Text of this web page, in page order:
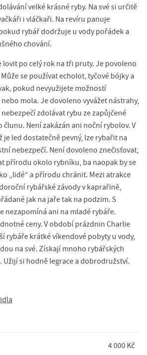
velké krásné ryby. Na své si určitě
i vláčkaři. Na revíru panuje
rybář dodržuje u vody pořádek a
chování.
lovit po celý rok na tři pruty. Je povoleno
se používat echolot, tyčové bójky a
pokud nevyužijete možností
mola. Je dovoleno vyvážet nástrahy,
zdolávat rybu ze zapůjčené
Není zakázán ani noční rybolov. V
led dostatečně pevný, lze rybařit na
nebezpečí. Není dovoleno znečisťovat,
přírodu okolo rybníku, ba naopak by se
„lidé“ a přírodu chránit. Mezi atrakce
rybářské závody v kaprařině,
jak na jaře tak na podzim. S
nezapomíná ani na mladé rybáře.
ceny. V období prázdnin Charlie
rybáře krátké víkendové pobyty u vody,
na své. Získají mnoho rybářských
Užijí si hodně legrace a dobrodružství.
4 000 Kč